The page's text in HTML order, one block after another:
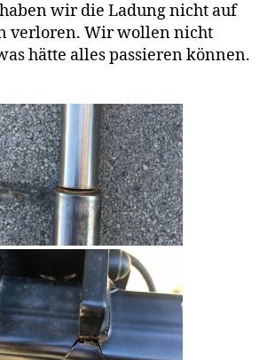
wir die Ladung nicht auf
verloren. Wir wollen nicht
hätte alles passieren können.